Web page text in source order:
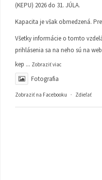
(KEPU) 2026 do 31. JÚLA.
Kapacita je však obmedzená.
Všetky informácie o tomto
prihlásenia sa na neho sú na
kep ... Zobraziť viac
Fotografia
Zobraziť na Facebooku · Zdieľať